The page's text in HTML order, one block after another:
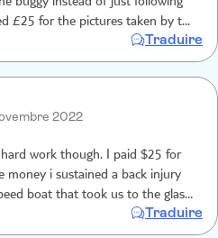
received 6, of which three are all
Traduire
2022
though. I paid $25 for
i sustained a back injury
boat that took us to the glass
Traduire